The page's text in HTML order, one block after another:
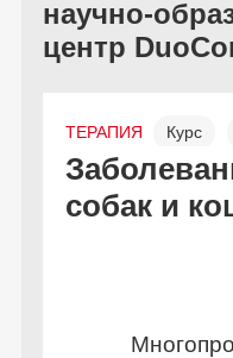
научно-
центр
ТЕРАПИЯ Курс
Бесплатно
собак и